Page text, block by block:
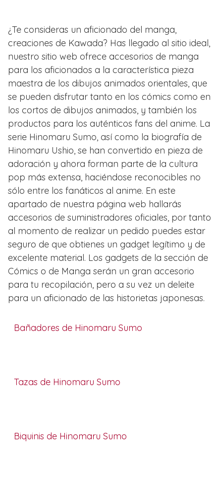
¿Te consideras un aficionado del manga,
creaciones de Kawada? Has llegado al sitio ideal,
nuestro sitio web ofrece accesorios de manga
para los aficionados a la característica pieza
maestra de los dibujos animados orientales, que
se pueden disfrutar tanto en los cómics como en
los cortos de dibujos animados, y también los
productos para los auténticos fans del anime. La
serie Hinomaru Sumo, así como la biografía de
Hinomaru Ushio, se han convertido en pieza de
adoración y ahora forman parte de la cultura
pop más extensa, haciéndose reconocibles no
sólo entre los fanáticos al anime. En este
apartado de nuestra página web hallarás
accesorios de suministradores oficiales, por tanto
al momento de realizar un pedido puedes estar
seguro de que obtienes un gadget legítimo y de
excelente material. Los gadgets de la sección de
Cómics o de Manga serán un gran accesorio
para tu recopilación, pero a su vez un deleite
para un aficionado de las historietas japonesas.
Bañadores de Hinomaru Sumo
Tazas de Hinomaru Sumo
Biquinis de Hinomaru Sumo